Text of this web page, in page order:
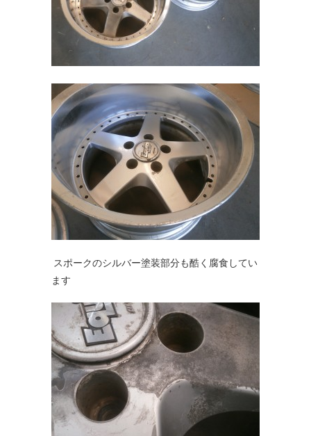
スポークのシルバー塗装部分も酷く腐食してい
ます